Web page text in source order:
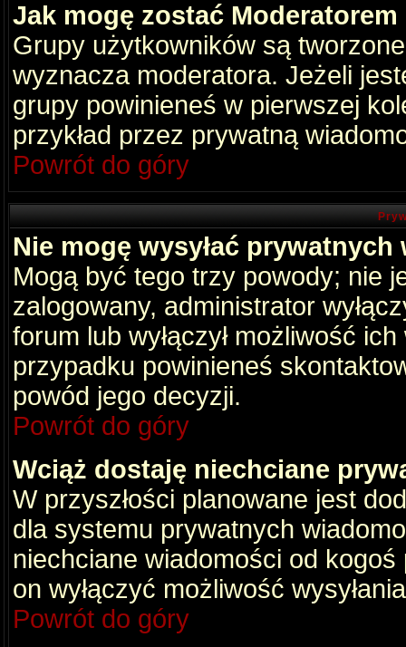
Jak mogę zostać
Grupy użytkowników są
wyznacza moderatora. Jeżeli
grupy powinieneś w pierwszej
przykład przez prywatną
Powrót do góry
Nie mogę wysyłać
Mogą być tego trzy powody; nie
zalogowany, administrator
forum lub wyłączył możliwość
przypadku powinieneś
powód jego decyzji.
Powrót do góry
Wciąż dostaję niechciane
W przyszłości planowane jest
dla systemu prywatnych
niechciane wiadomości od
on wyłączyć możliwość
Powrót do góry